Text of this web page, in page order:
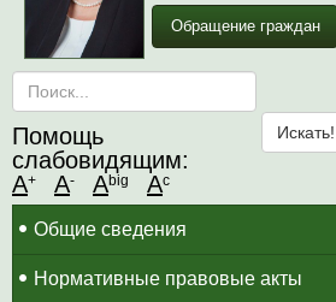
Обращение граждан
Помощь
слабовидящим:
A+ A- Abig Ac
Общие сведения
Нормативные правовые акты